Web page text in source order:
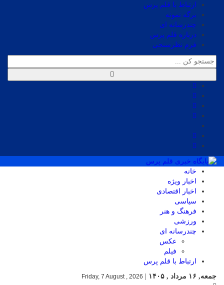
ارتباط با قلم پرس
برگه نمونه
چندرسانه ای
درباره قلم پرس
فرم نظرسنجی
خانه
اخبار ویژه
اخبار اقتصادی
سیاسی
فرهنگ و هنر
ورزشی
چندرسانه ای
عکس
فیلم
ارتباط با قلم پرس
جمعه, ۱۶ مرداد , ۱۴۰۵
Friday, 7 August , 2026